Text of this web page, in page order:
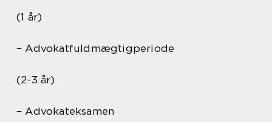
(1 år)
– Advokatfuldmægtigperiode
(2-3 år)
– Advokateksamen